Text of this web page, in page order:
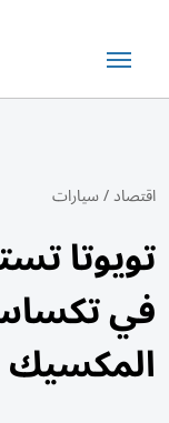
اقتصاد/سيارات
في
المكسيك